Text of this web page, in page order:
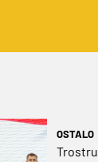
OSTALO